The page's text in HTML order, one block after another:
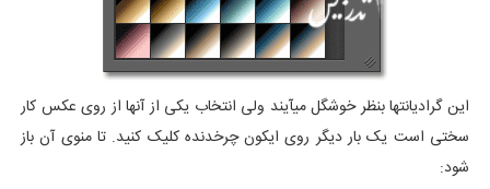
این گرادیانتها بنظر خوشگل میآیند ولی انتخاب یکی از آنها از روی عکس کار
سختی است یک بار دیگر روی ایکون چرخدنده کلیک کنید. تا منوی آن باز
شود: